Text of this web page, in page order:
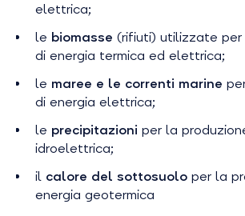
elettrica;
le biomasse (rifiuti) utilizzate per
di energia termica ed elettrica;
le maree e le correnti marine
di energia elettrica;
le precipitazioni per la
idroelettrica;
il calore del sottosuolo per la
energia geotermica